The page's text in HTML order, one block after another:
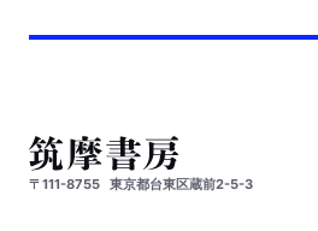
〒111-8755 東京都台東区蔵前2-5-3